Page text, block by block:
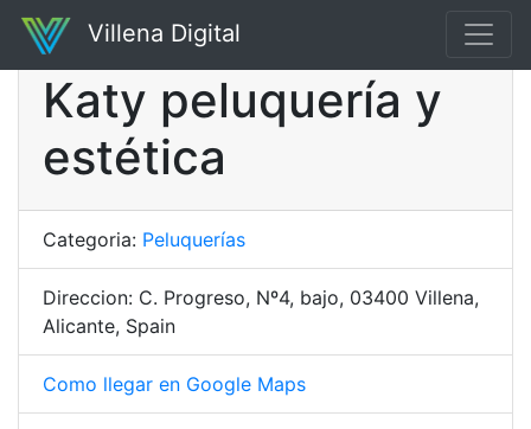
Villena Digital
Katy peluquería y
estética
Categoria: Peluquerías
Direccion: C. Progreso, Nº4, bajo, 03400 Villena,
Alicante, Spain
Como llegar en Google Maps